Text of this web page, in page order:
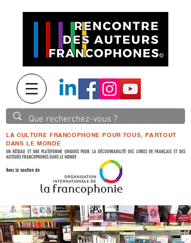
LA CULTURE FRANCOPHONE POUR TOUS, PARTOUT
DANS LE MONDE
UN RÉSEAU ET UNE PLATEFORME UNIQUES POUR LA DÉCOUVRABILITÉ DES LIVRES EN FRANÇAIS ET DES
AUTEURS FRANCOPHONES DANS LE MONDE
Avec le soutien de